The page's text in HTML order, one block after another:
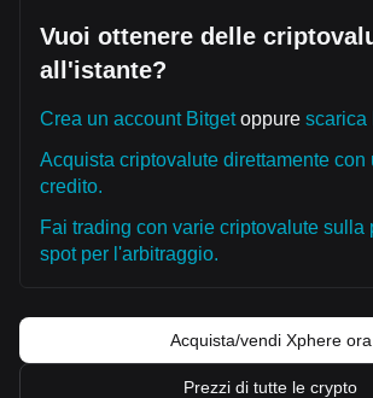
Vuoi ottenere delle
all'istante?
Crea un account Bitgetoppure scarica
Acquista criptovalute direttamente con
credito.
Fai trading con varie criptovalute sulla
spot per l'arbitraggio.
Acquista/vendi Xphere ora
Prezzi di tutte le crypto